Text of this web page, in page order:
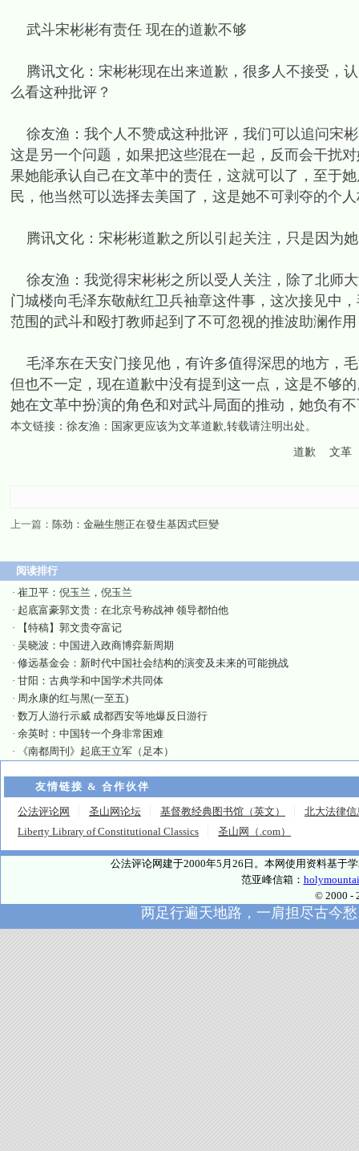
武斗宋彬彬有责任 现在的道歉不够
腾讯文化：宋彬彬现在出来道歉，很多人不接受，
么看这种批评？
徐友渔：我个人不赞成这种批评，我们可以追问宋
这是另一个问题，如果把这些混在一起，反而会干扰
果她能承认自己在文革中的责任，这就可以了，至于
民，他当然可以选择去美国了，这是她不可剥夺的个
腾讯文化：宋彬彬道歉之所以引起关注，只是因为
徐友渔：我觉得宋彬彬之所以受人关注，除了北师
门城楼向毛泽东敬献红卫兵袖章这件事，这次接见中
范围的武斗和殴打教师起到了不可忽视的推波助澜作
毛泽东在天安门接见他，有许多值得深思的地方，
但也不一定，现在道歉中没有提到这一点，这是不够
她在文革中扮演的角色和对武斗局面的推动，她负有
本文链接： 徐友渔：国家更应该为文革道歉,转载请注明出处。
道歉 文革
上一篇： 陈劲：金融生態正在發生基因式巨變
阅读排行
· 崔卫平：倪玉兰，倪玉兰
· 起底富豪郭文贵：在北京号称战神 领导都怕他
·
【特稿】郭文贵夺富记
· 吴晓波：中国进入政商博弈新周期
· 修远基金会：新时代中国社会结构的演变及未来的可能挑战
· 甘阳：古典学和中国学术共同体
· 周永康的红与黑(一至五)
· 数万人游行示威 成都西安等地爆反日游行
· 余英时：中国转一个身非常困难
·
《南都周刊》起底王立军（足本）
友情链接 & 合作伙伴
公法评论网 圣山网论坛 基督教经典图书馆（英文）
北大法律信
Liberty Library of Constitutional Classics
圣山网（.com）
公法评论网建于2000年5月26日。本网使用资料基于
范亚峰信箱：
© 2000 -
两足行遍天地路，一肩担尽古今